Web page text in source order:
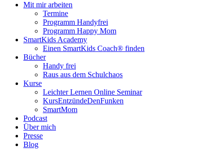
Mit mir arbeiten
Termine
Programm Handyfrei
Programm Happy Mom
SmartKids Academy
Einen SmartKids Coach® finden
Bücher
Handy frei
Raus aus dem Schulchaos
Kurse
Leichter Lernen Online Seminar
KursEntzündeDenFunken
SmartMom
Podcast
Über mich
Presse
Blog